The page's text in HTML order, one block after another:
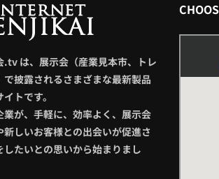
.tv は、展示会（産業見本市、トレ
披露されるさまざまな最新製品
トです。
業が、手軽に、効率よく、展示会
しいお客様との出会いが促進さ
たいとの思いから始まりまし